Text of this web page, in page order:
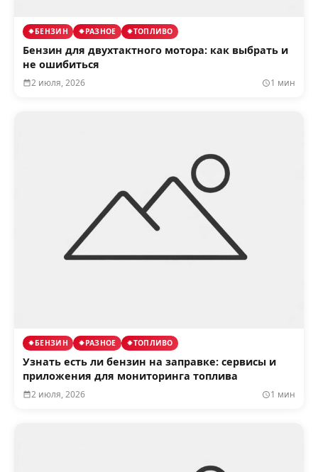
БЕНЗИН РАЗНОЕ ТОПЛИВО
Бензин для двухтактного мотора: как выбрать и
не ошибиться
2 июля, 2026 1 мин
БЕНЗИН РАЗНОЕ ТОПЛИВО
Узнать есть ли бензин на заправке: сервисы и
приложения для мониторинга топлива
2 июля, 2026 1 мин